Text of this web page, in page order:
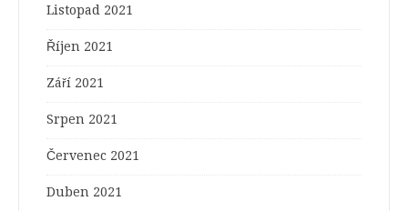
Listopad 2021
Říjen 2021
Září 2021
Srpen 2021
Červenec 2021
Duben 2021